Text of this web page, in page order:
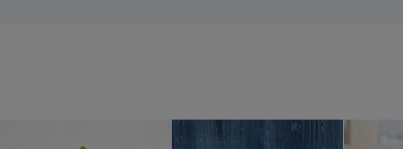
Blomme tarte tatin